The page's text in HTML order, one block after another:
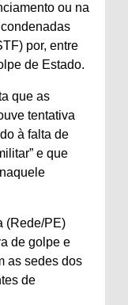
ou na
por, entre
de Estado.
que as
tentativa
à falta de
e que
(Rede/PE)
de golpe e
as sedes dos
de